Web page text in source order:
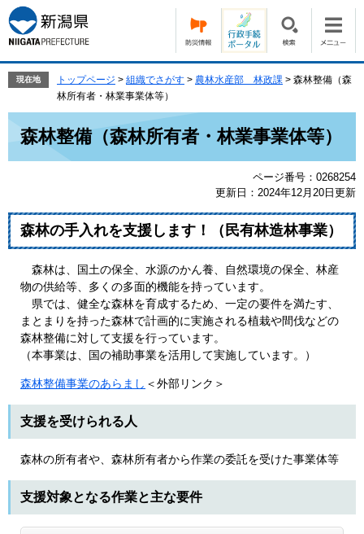
ー
ジ
の
で
す。
ニ
ュ
ー
ば
本
現在地 トップページ > 組織でさがす > 農林水産部 林政課 > 森林整備（森
林所有者・林業事業体等）
森林整備（森林所有者・林業事業体等）
ページ番号：0268254
更新日：2024年12月20日更新
森林の手入れを支援します！（民有林造林事業）
森林は、国土の保全、水源のかん養、自然環境の保全、林産
物の供給等、多くの多面的機能を持っています。
県では、健全な森林を育成するため、一定の要件を満たす、
まとまりを持った森林で計画的に実施される植栽や間伐などの
森林整備に対して支援を行っています。
（本事業は、国の補助事業を活用して実施しています。）
森林整備事業のあらまし ＜外部リンク＞
支援を受けられる人
森林の所有者や、森林所有者から作業の委託を受けた事業体等
支援対象となる作業と主な要件